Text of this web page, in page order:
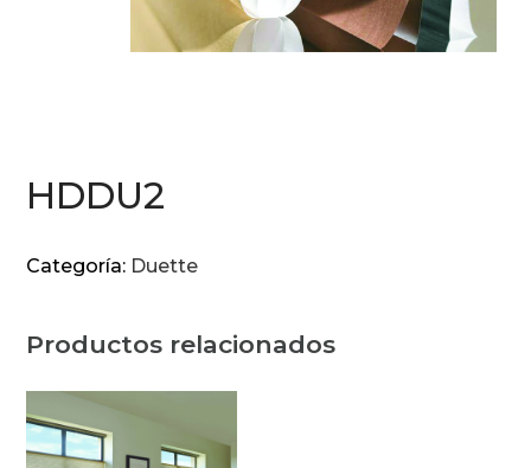
HDDU2
Categoría: Duette
Productos relacionados